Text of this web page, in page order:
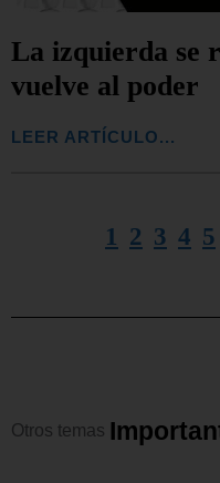
La izquierda se
vuelve al poder
LEER ARTÍCULO...
1 2 3 4 5
Otros temas Importan
t
e
s